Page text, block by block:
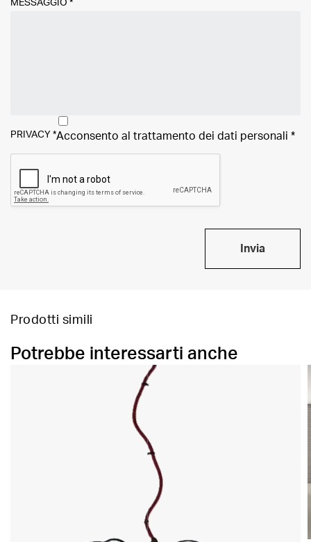
MESSAGGIO *
PRIVACY *Acconsento al trattamento dei dati personali *
Invia
Prodotti simili
Potrebbe interessarti anche